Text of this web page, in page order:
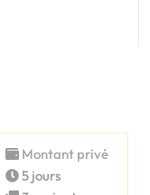
Montant privé
5 jours